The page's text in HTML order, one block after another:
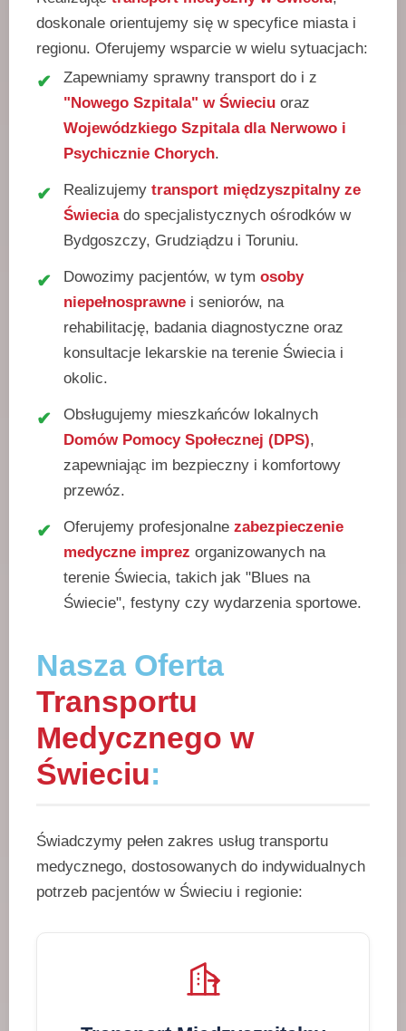
doskonale orientujemy się w specyfice miasta i
regionu. Oferujemy wsparcie w wielu sytuacjach:
Zapewniamy sprawny transport do i z
"Nowego Szpitala" w Świeciu oraz
Wojewódzkiego Szpitala dla Nerwowo i
Psychicznie Chorych.
Realizujemy transport międzyszpitalny ze
Świeciado specjalistycznych ośrodków w
Bydgoszczy, Grudziądzu i Toruniu.
Dowozimy pacjentów, w tym osoby
niepełnosprawne i seniorów, na
rehabilitację, badania diagnostyczne oraz
konsultacje lekarskie na terenie Świecia i
okolic.
Obsługujemy mieszkańców lokalnych
Domów Pomocy Społecznej (DPS),
zapewniając im bezpieczny i komfortowy
przewóz.
Oferujemy profesjonalne zabezpieczenie
medyczne imprez organizowanych na
terenie Świecia, takich jak "Blues na
Świecie", festyny czy wydarzenia sportowe.
Nasza Oferta
Transportu
Medycznego w
Świeciu:
Świadczymy pełen zakres usług transportu
medycznego, dostosowanych do indywidualnych
potrzeb pacjentów w Świeciu i regionie: